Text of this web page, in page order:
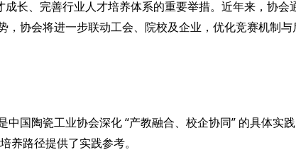
长、完善行业人才培养体系的重要举措。近年来，协
，协会将进一步联动工会、院校及企业，优化竞赛机制
中国陶瓷工业协会深化 “产教融合、校企协同” 的具体实
养路径提供了实践参考。